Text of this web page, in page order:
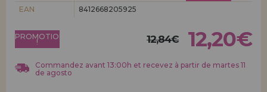
Allez-y! Nous vous attendions.
ENREGISTREMENT DISTRIBUTEUR
EAN
8412668205925
PROMOTION
! 12,84€ 12,20€
Commandez avant 13:00h et recevez à partir de martes 11
de agosto